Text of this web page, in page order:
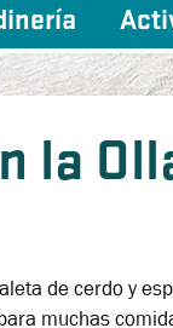
la
de cerdo y
muchas